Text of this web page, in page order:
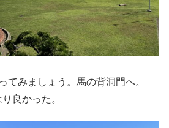
てみましょう。馬の背洞門へ。
良かった。